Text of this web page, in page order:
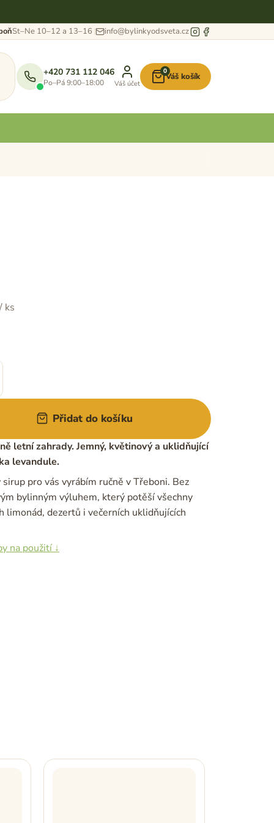
St–Ne 10–12 a 13–16 info@bylinkyodsveta.cz
+420 731 112 046
Po–Pá 9:00–18:00 Váš účet
Nákupní
košík
0
Váš košík
/ ks
Přidat do košíku
letní zahrady. Jemný, květinový a uklidňující
levandule.
pro vás vyrábím ručně v Třeboni. Bez
bylinným výluhem, který potěší všechny
limonád, dezertů i večerních uklidňujících
na použití ↓